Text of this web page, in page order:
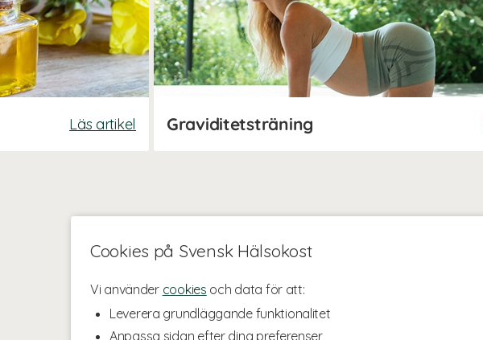
Cookies på Svensk Hälsokost
Vi använder cookies och data för att:
Leverera grundläggande funktionalitet
Anpassa sidan efter dina preferenser
Läs artikel Graviditetsträning